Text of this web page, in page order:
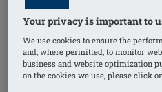
Waardeert u het ook om
kunnen aangaan met uw
Your privacy is important to
We use cookies to ensure the
and, where permitted, to monitor
business and website optimization
on the cookies we use, please click